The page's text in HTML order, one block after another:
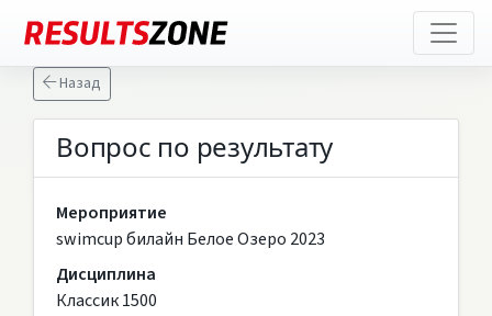
Назад
Вопрос по результату
Мероприятие
swimcup билайн Белое Озеро 2023
Дисциплина
Классик 1500